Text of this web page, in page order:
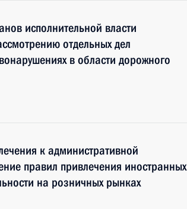
исполнительной власти
отдельных дел
в области дорожного
к административной
правил привлечения иностранных
на розничных рынках